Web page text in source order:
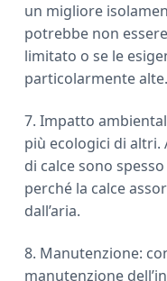
un migliore
potrebbe non
limitato o se le
particolarmente alte.
7. Impatto
più ecologici di altri.
di calce sono
perché la calce
dall’aria.
8. Manutenzione:
manutenzione